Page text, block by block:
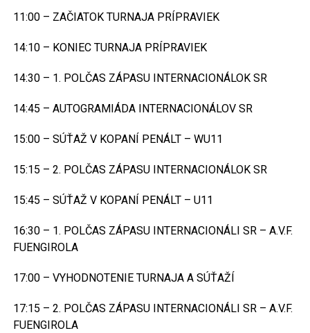
11:00 – ZAČIATOK TURNAJA PRÍPRAVIEK
14:10 – KONIEC TURNAJA PRÍPRAVIEK
14:30 – 1. POLČAS ZÁPASU INTERNACIONÁLOK SR
14:45 – AUTOGRAMIÁDA INTERNACIONÁLOV SR
15:00 – SÚŤAŽ V KOPANÍ PENÁLT – WU11
15:15 – 2. POLČAS ZÁPASU INTERNACIONÁLOK SR
15:45 – SÚŤAŽ V KOPANÍ PENÁLT – U11
16:30 – 1. POLČAS ZÁPASU INTERNACIONÁLI SR – A.V.F.
FUENGIROLA
17:00 – VYHODNOTENIE TURNAJA A SÚŤAŽÍ
17:15 – 2. POLČAS ZÁPASU INTERNACIONÁLI SR – A.V.F.
FUENGIROLA